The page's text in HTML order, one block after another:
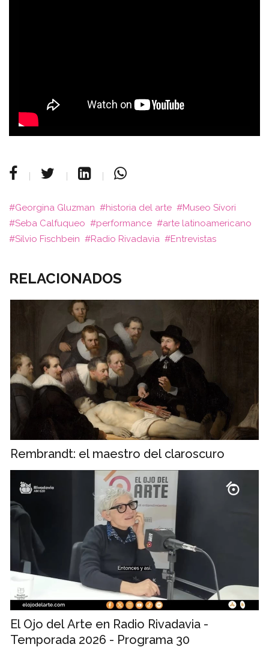
Georgina Gluzman historia del arte
Museo Sívori
Seba Calfuqueo
performance
arte latinoamericano
Silvio Fischbein
Radio Rivadavia Entrevistas
RELACIONADOS
Rembrandt: el maestro del claroscuro
El Ojo del Arte en Radio Rivadavia -
Temporada 2026 - Programa 30